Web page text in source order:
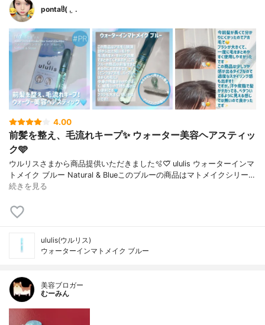
pontaჱ̒( . ̫ .
4.00
前髪を整え、毛流れキープ✨️ ウォーター美容ヘアスティッ
ク🩵
ウルリスさまから商品提供いただきました🫧‪♡⃛ ululis ウォーターインマ
トメイク ブルー Natural & Blueこのブルーの商品はマトメイクシリー…
続きを見る
ululis(ウルリス)
ウォーターインマトメイク ブルー
美容ブロガー
むーみん